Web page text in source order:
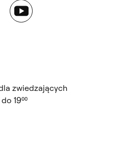
YouTube
zwiedzających
19⁰⁰